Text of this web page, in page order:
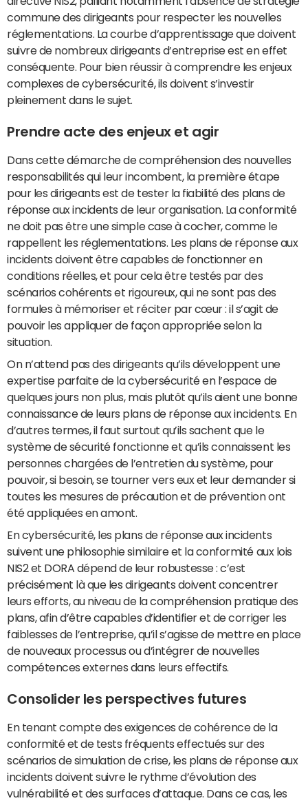
commune des dirigeants pour respecter les nouvelles
réglementations. La courbe d’apprentissage que doivent
suivre de nombreux dirigeants d’entreprise est en effet
conséquente. Pour bien réussir à comprendre les enjeux
complexes de cybersécurité, ils doivent s’investir
pleinement dans le sujet.
Prendre acte des enjeux et agir
Dans cette démarche de compréhension des nouvelles
responsabilités qui leur incombent, la première étape
pour les dirigeants est de tester la fiabilité des plans de
réponse aux incidents de leur organisation. La conformité
ne doit pas être une simple case à cocher, comme le
rappellent les réglementations. Les plans de réponse aux
incidents doivent être capables de fonctionner en
conditions réelles, et pour cela être testés par des
scénarios cohérents et rigoureux, qui ne sont pas des
formules à mémoriser et réciter par cœur : il s’agit de
pouvoir les appliquer de façon appropriée selon la
situation.
On n’attend pas des dirigeants qu’ils développent une
expertise parfaite de la cybersécurité en l’espace de
quelques jours non plus, mais plutôt qu’ils aient une bonne
connaissance de leurs plans de réponse aux incidents. En
d’autres termes, il faut surtout qu’ils sachent que le
système de sécurité fonctionne et qu’ils connaissent les
personnes chargées de l’entretien du système, pour
pouvoir, si besoin, se tourner vers eux et leur demander si
toutes les mesures de précaution et de prévention ont
été appliquées en amont.
En cybersécurité, les plans de réponse aux incidents
suivent une philosophie similaire et la conformité aux lois
NIS2 et DORA dépend de leur robustesse : c’est
précisément là que les dirigeants doivent concentrer
leurs efforts, au niveau de la compréhension pratique des
plans, afin d’être capables d’identifier et de corriger les
faiblesses de l’entreprise, qu’il s’agisse de mettre en place
de nouveaux processus ou d’intégrer de nouvelles
compétences externes dans leurs effectifs.
Consolider les perspectives futures
En tenant compte des exigences de cohérence de la
conformité et de tests fréquents effectués sur des
scénarios de simulation de crise, les plans de réponse aux
incidents doivent suivre le rythme d’évolution des
vulnérabilité et des surfaces d’attaque. Dans ce cas, les